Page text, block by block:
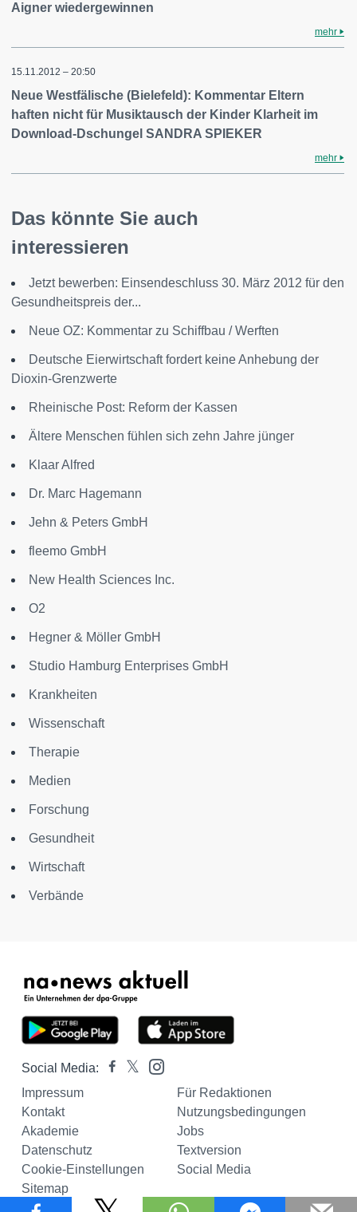
Aigner wiedergewinnen
mehr
15.11.2012 – 20:50
Neue Westfälische (Bielefeld): Kommentar Eltern
haften nicht für Musiktausch der Kinder Klarheit im
Download-Dschungel SANDRA SPIEKER
mehr
Das könnte Sie auch
interessieren
Jetzt bewerben: Einsendeschluss 30. März 2012 für den
Gesundheitspreis der...
Neue OZ: Kommentar zu Schiffbau / Werften
Deutsche Eierwirtschaft fordert keine Anhebung der
Dioxin-Grenzwerte
Rheinische Post: Reform der Kassen
Ältere Menschen fühlen sich zehn Jahre jünger
Klaar Alfred
Dr. Marc Hagemann
Jehn & Peters GmbH
fleemo GmbH
New Health Sciences Inc.
O2
Hegner & Möller GmbH
Studio Hamburg Enterprises GmbH
Krankheiten
Wissenschaft
Therapie
Medien
Forschung
Gesundheit
Wirtschaft
Verbände
Social Media:
Impressum
Für Redaktionen
Kontakt
Nutzungsbedingungen
Akademie
Jobs
Datenschutz
Textversion
Cookie-Einstellungen
Social Media
Sitemap